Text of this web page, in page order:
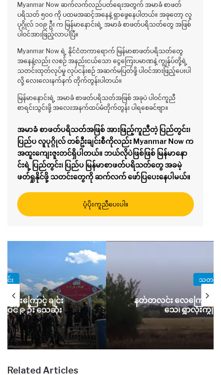
Myanmar Now ဆက်လက်လည်ပတ်ရေးအတွက် အမာခံ စာဖတ်
ပရိသတ် ၅၀၀ ကို ပထမအဆင့်အနေနဲ့ ရှာဖွေနေပါတယ်။ အခုတော့ လူ
ပုဂ္ဂိုလ် ၁၀၉ ဦး က မြန်မာနောင်းရဲ့ အမာခံ စာဖတ်ပရိသတ်တွေ အဖြစ်
ပါဝင်အားဖြည့်လာပါပြီ။
Myanmar Now ရဲ့ နိုင်ငံတကာရောက် မြန်မာစာဖတ်ပရိသတ်တွေ
အနေနဲ့လည်း လစဉ် အနည်းငယ်သော ငွေကြေးပမာဏနဲ့ ကျွန်ုပ်တို့ရဲ့
သတင်းထုတ်လုပ်မှု လုပ်ငန်းစဉ် အဆက်မပြတ်ဖို့ ပါဝင်အားဖြည့်ပေးပါ
လို့ လေးလေးနက်နက် တိုက်တွန်းပါတယ်။
မြန်မာနောင်းရဲ့ အမာခံ စာဖတ်ပရိသတ်အဖြစ် အခုပဲ ပါဝင်ကူညီ
စာရင်းသွင်းဖို့ အလေးအနက်ထပ်မံတိုက်တွန်း ပါရစေခင်ဗျာ။
အမာခံ စာဖတ်ပရိသတ်အဖြစ် အားဖြည့်ကူညီတဲ့ ပြည်တွင်း၊
ပြည်ပ လူပုဂ္ဂိုလ် တစ်ဦးချင်းစီကိုလည်း Myanmar Now က
အထူးကျေးဇူးတင်ရှိပါတယ်။ ဘယ်လိုပဲဖြစ်ဖြစ် မြန်မာနော
င်းရဲ့ ပြည်တွင်း၊ ပြည်ပ မြန်မာစာဖတ်ပရိသတ်တွေ အခမဲ့
ဖတ်ရှုနိုင်ဖို့ သတင်းတွေကို ဆက်လက် ဖော်ပြပေးနေပါမယ်။
ပံ့ပိုးကူညီပေးပါ။
သတင်း
တလင်း လေကြောင်းတိုက်ခိုက်ခံရမှု နှစ်ဦး
သေ၊ ရွာလုံးကျွတ် မီးလောင်
နှစ်
ဟု သ
Related Articles